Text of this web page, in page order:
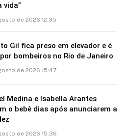
vida”
de 2026 12:35
Gil fica preso em elevador e é
bombeiros no Rio de Janeiro
de 2026 15:47
Medina e Isabella Arantes
o bebê dias após anunciarem a
de 2026 15:36